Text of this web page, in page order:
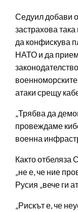
Седуил добави
застрахова
да конфискува
НАТО и да
атаки срещу
„Трябва да
провеждаме
военна
Както отбеляза
„не е, че ние
Русия „вече ги
„Рискът е, че